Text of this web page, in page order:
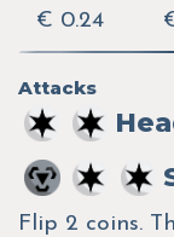
€ 0.24
Attacks
Flip 2 coins.